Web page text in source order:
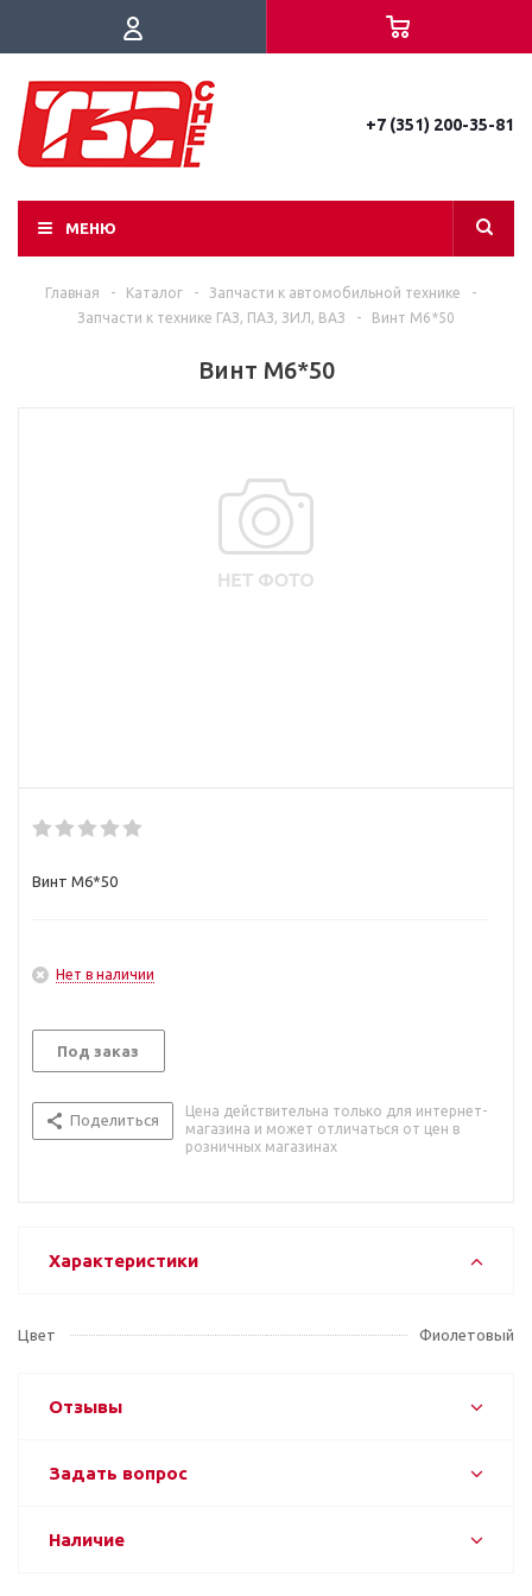
+7 (351) 200-35-81
МЕНЮ
Главная - Каталог - Запчасти к автомобильной технике
-
Запчасти к технике ГАЗ, ПАЗ, ЗИЛ, ВАЗ
- Винт М6*50
Винт М6*50
Винт М6*50
Нет в наличии
Под заказ
Поделиться
Цена действительна только для интернет-
магазина и может отличаться от цен в
розничных магазинах
Характеристики
Цвет Фиолетовый
Отзывы
Задать вопрос
Наличие